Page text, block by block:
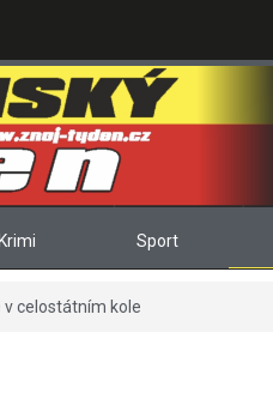
Krimi Sport
celostátním kole